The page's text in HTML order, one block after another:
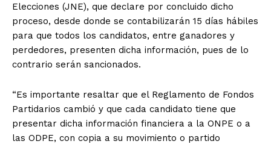
Elecciones (JNE), que declare por concluido dicho
proceso, desde donde se contabilizarán 15 días hábiles
para que todos los candidatos, entre ganadores y
perdedores, presenten dicha información, pues de lo
contrario serán sancionados.
“Es importante resaltar que el Reglamento de Fondos
Partidarios cambió y que cada candidato tiene que
presentar dicha información financiera a la ONPE o a
las ODPE, con copia a su movimiento o partido